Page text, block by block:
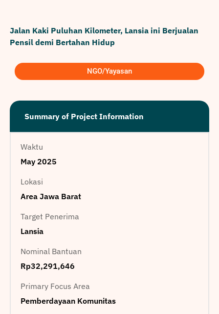
Jalan Kaki Puluhan Kilometer, Lansia ini Berjualan
Pensil demi Bertahan Hidup
NGO/Yayasan
Summary of Project Information
Waktu
May 2025
Lokasi
Area Jawa Barat
Target Penerima
Lansia
Nominal Bantuan
Rp32,291,646
Primary Focus Area
Pemberdayaan Komunitas